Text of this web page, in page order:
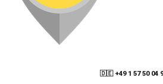
🇩🇪 +49 1 57 50 04